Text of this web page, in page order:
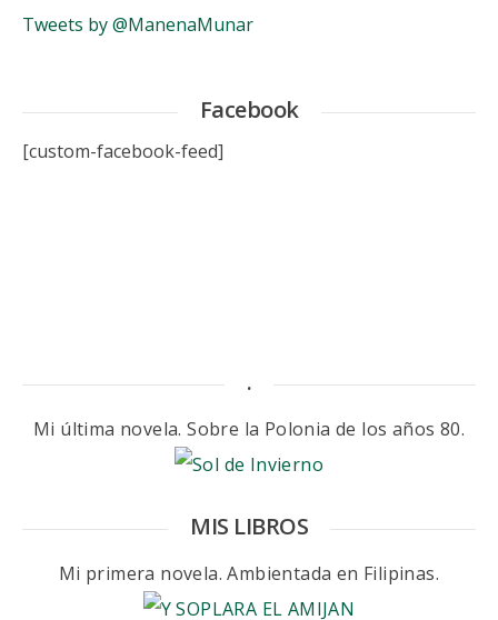
Tweets by @ManenaMunar
Facebook
[custom-facebook-feed]
.
Mi última novela. Sobre la Polonia de los años 80.
MIS LIBROS
Mi primera novela. Ambientada en Filipinas.